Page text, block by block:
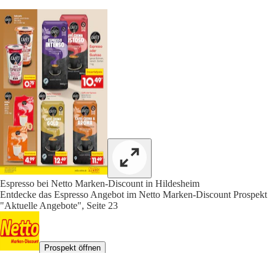
Espresso bei Netto Marken-Discount in Hildesheim
Entdecke das Espresso Angebot im Netto Marken-Discount Prospekt
"Aktuelle Angebote", Seite 23
Prospekt öffnen